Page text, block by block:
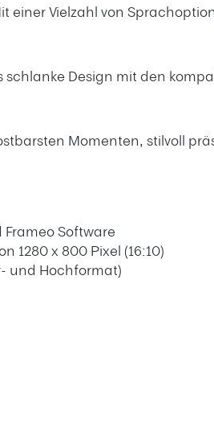
einer Vielzahl von
Design mit den
Momenten, stilvoll
Software
1280 x 800 Pixel (16:10)
und Hochformat)